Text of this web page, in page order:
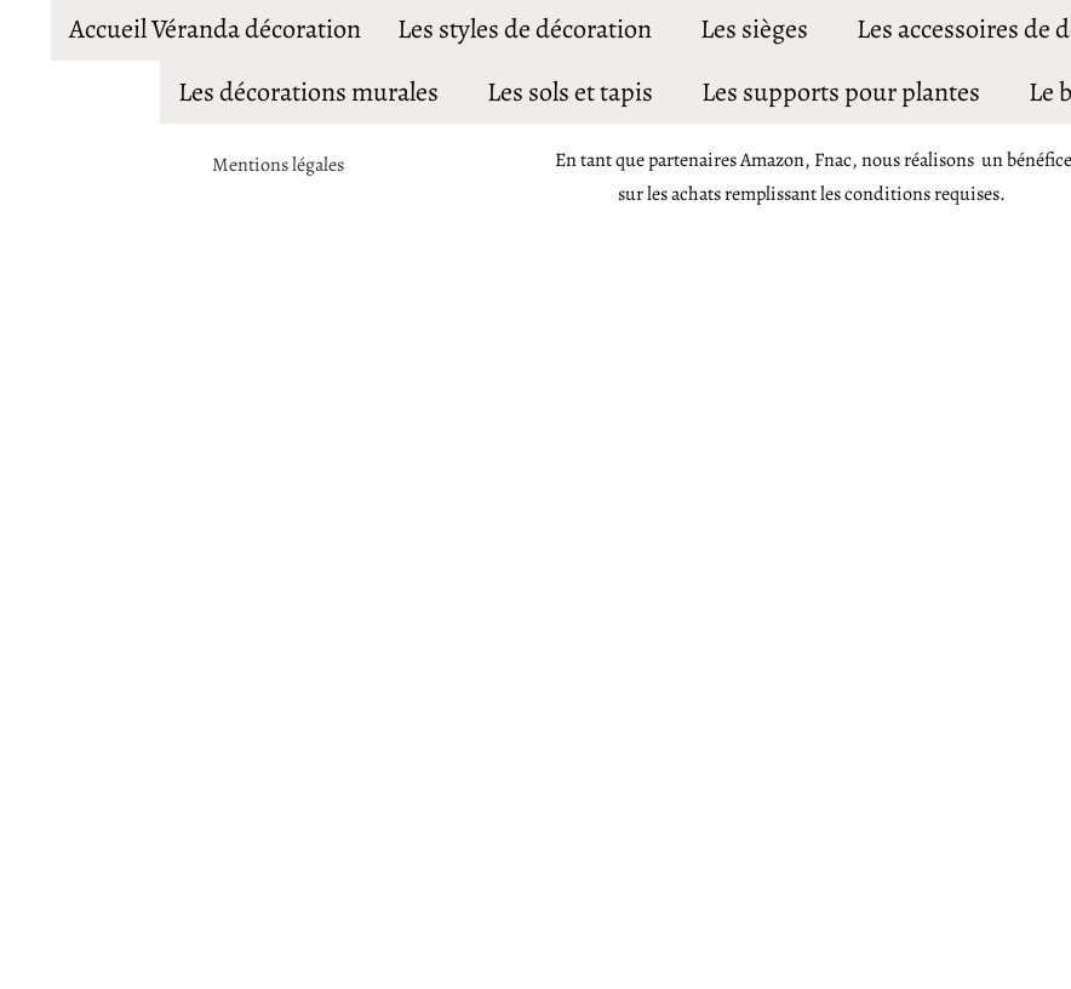
Accueil Véranda décoration Les styles de décoration Les sièges Les accessoires de
Les décorations murales
Les sols et tapis Les supports pour plantes Le
Mentions légales
En tant que partenaires Amazon, Fnac, nous réalisons un bénéfice
sur les achats remplissant les conditions requises.